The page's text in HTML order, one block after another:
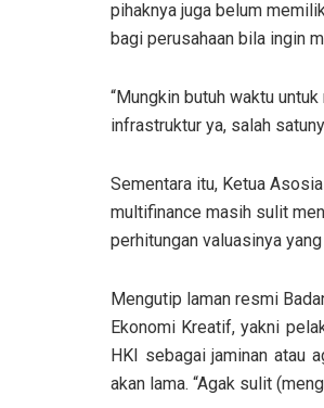
pihaknya juga belum
bagi perusahaan bila ingin
“Mungkin butuh waktu
infrastruktur ya, salah
Sementara itu, Ketua
multifinance masih sulit
perhitungan valuasinya
Mengutip laman resmi
Ekonomi Kreatif, yakni
HKI sebagai jaminan atau
akan lama. “Agak sulit